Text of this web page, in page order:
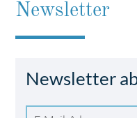
Suchbegriffe
Newsletter
Newsletter